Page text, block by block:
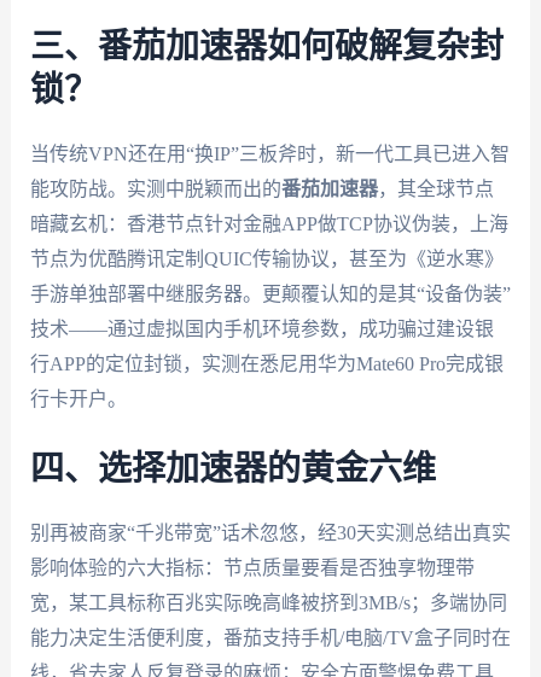
三、番茄加速器如何破解复杂封
锁？
当传统VPN还在用“换IP”三板斧时，新一代工具已进入智
能攻防战。实测中脱颖而出的番茄加速器，其全球节点
暗藏玄机：香港节点针对金融APP做TCP协议伪装，上海
节点为优酷腾讯定制QUIC传输协议，甚至为《逆水寒》
手游单独部署中继服务器。更颠覆认知的是其“设备伪装”
技术——通过虚拟国内手机环境参数，成功骗过建设银
行APP的定位封锁，实测在悉尼用华为Mate60 Pro完成银
行卡开户。
四、选择加速器的黄金六维
别再被商家“千兆带宽”话术忽悠，经30天实测总结出真实
影响体验的六大指标：节点质量要看是否独享物理带
宽，某工具标称百兆实际晚高峰被挤到3MB/s；多端协同
能力决定生活便利度，番茄支持手机/电脑/TV盒子同时在
线，省去家人反复登录的麻烦；安全方面警惕免费工具